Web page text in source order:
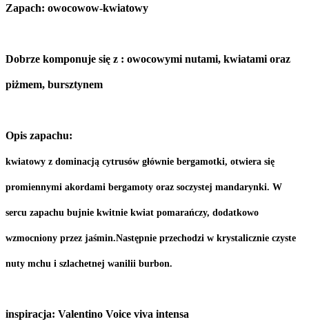
Zapach: owocowow-kwiatowy
Dobrze komponuje się z : owocowymi nutami, kwiatami oraz
piżmem, bursztynem
Opis zapachu:
kwiatowy z dominacją cytrusów głównie bergamotki, otwiera się
promiennymi akordami bergamoty oraz soczystej mandarynki. W
sercu zapachu bujnie kwitnie kwiat pomarańczy, dodatkowo
wzmocniony przez jaśmin.Następnie przechodzi w krystalicznie czyste
nuty mchu i szlachetnej wanilii burbon.
inspiracja: Valentino Voice viva intensa